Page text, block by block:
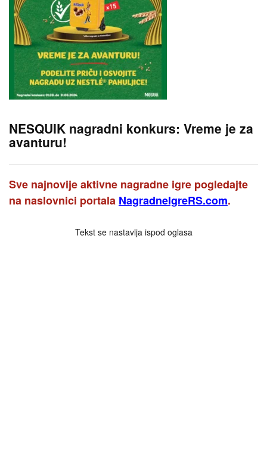
NESQUIK nagradni konkurs: Vreme je za
avanturu!
Sve najnovije aktivne nagradne igre pogledajte
na naslovnici portala NagradneIgreRS.com.
Tekst se nastavlja ispod oglasa